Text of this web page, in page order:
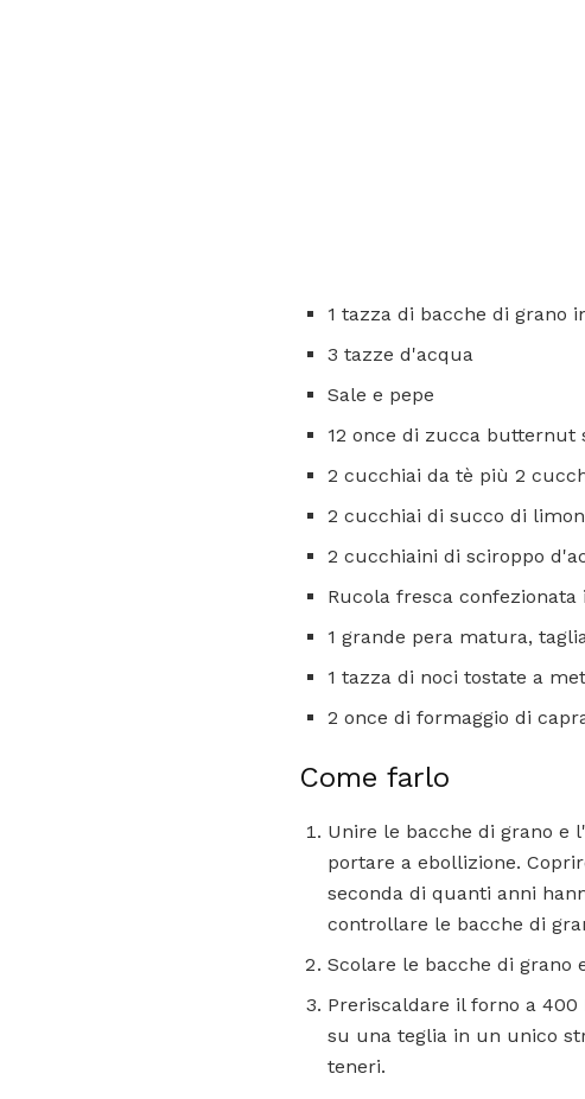
1 tazza di bacche di grano
3 tazze d'acqua
Sale e pepe
12 once di zucca butternut
2 cucchiai da tè più 2
2 cucchiai di succo di
2 cucchiaini di sciroppo
Rucola fresca confezionata
1 grande pera matura,
1 tazza di noci tostate a
2 once di formaggio di
Come farlo
Unire le bacche di grano e
portare a ebollizione.
seconda di quanti anni
controllare le bacche di
Scolare le bacche di
Preriscaldare il forno a 400
su una teglia in un unico
teneri.